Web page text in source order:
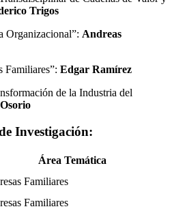
Trigos
Organizacional”: Andreas
Familiares”: Edgar Ramírez
de la Industria del
Investigación:
Área Temática
Familiares
Familiares